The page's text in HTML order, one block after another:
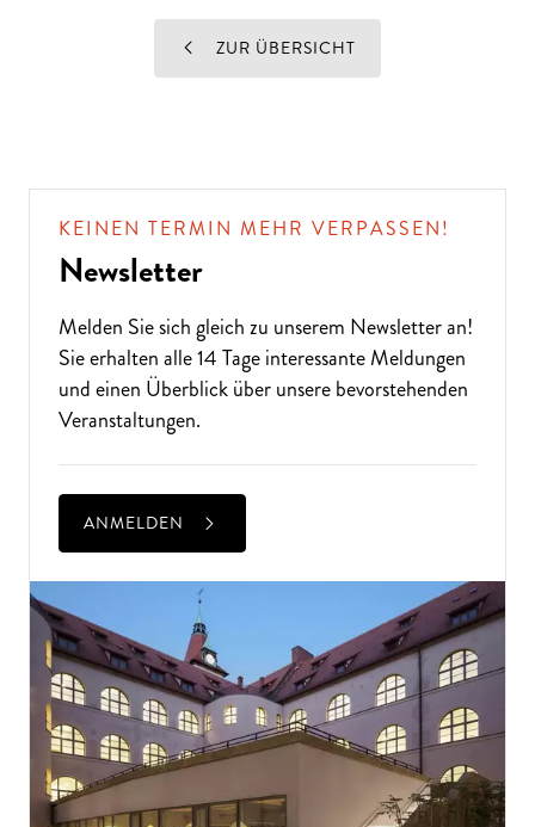
ZUR ÜBERSICHT
KEINEN TERMIN MEHR VERPASSEN!
Newsletter
Melden Sie sich gleich zu unserem Newsletteran!
Sie erhalten alle 14 Tage interessante Meldungen
und einen Überblick über unsere bevorstehenden
Veranstaltungen.
ANMELDEN